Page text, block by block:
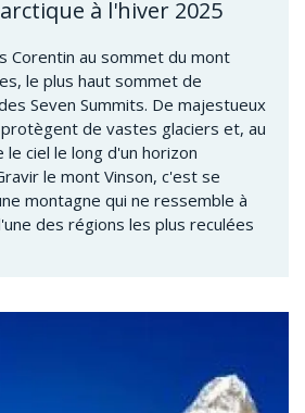
à l'hiver 2025
Corentin au sommet du mont
le plus haut sommet de
Seven Summits. De majestueux
de vastes glaciers et, au
le ciel le long d'un horizon
le mont Vinson, c'est se
montagne qui ne ressemble à
des régions les plus reculées